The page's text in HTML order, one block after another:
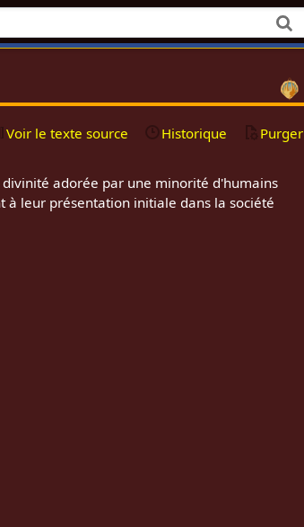
Voir le texte source Historique Purger
divinité adorée par une minorité d'humains
à leur présentation initiale dans la société